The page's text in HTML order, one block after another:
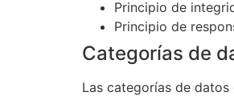
Principio de
Principio de
Categorías de
Las categorías de datos